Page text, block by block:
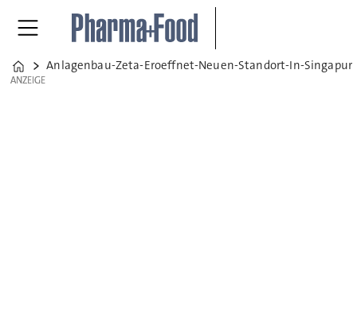
Home
Anlagenbau-Zeta-Eroeffnet-Neuen-Standort-In-Singapur
ANZEIGE
ANZEIGE